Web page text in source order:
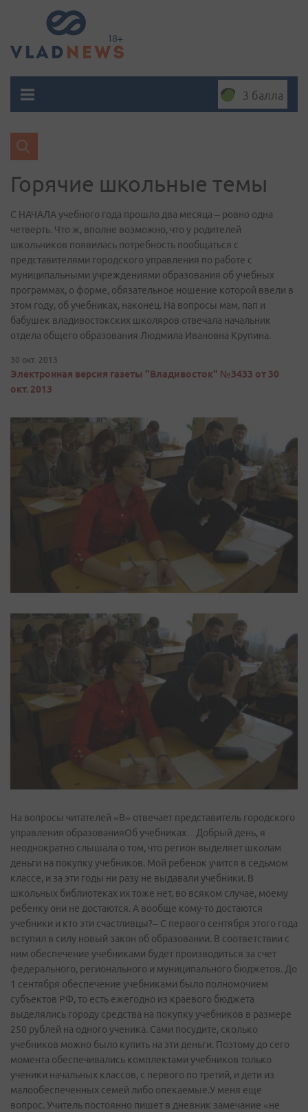
3 балла
Горячие школьные темы
С НАЧАЛА учебного года прошло два месяца – ровно одна
четверть. Что ж, вполне возможно, что у родителей
школьников появилась потребность пообщаться с
представителями городского управления по работе с
муниципальными учреждениями образования об учебных
программах, о форме, обязательное ношение которой ввели в
этом году, об учебниках, наконец. На вопросы мам, пап и
бабушек владивостокских школяров отвечала начальник
отдела общего образования Людмила Ивановна Крупина.
30 окт. 2013
Электронная версия газеты "Владивосток" №3433 от 30
окт. 2013
На вопросы читателей «В» отвечает представитель городского
управления образованияОб учебниках…Добрый день, я
неоднократно слышала о том, что регион выделяет школам
деньги на покупку учебников. Мой ребенок учится в седьмом
классе, и за эти годы ни разу не выдавали учебники. В
школьных библиотеках их тоже нет, во всяком случае, моему
ребенку они не достаются. А вообще кому-то достаются
учебники и кто эти счастливцы?– С первого сентября этого года
вступил в силу новый закон об образовании. В соответствии с
ним обеспечение учебниками будет производиться за счет
федерального, регионального и муниципального бюджетов. До
1 сентября обеспечение учебниками было полномочием
субъектов РФ, то есть ежегодно из краевого бюджета
выделялись городу средства на покупку учебников в размере
250 рублей на одного ученика. Сами посудите, сколько
учебников можно было купить на эти деньги. Поэтому до сего
момента обеспечивались комплектами учебников только
ученики начальных классов, с первого по третий, и дети из
малообеспеченных семей либо опекаемые.У меня еще
вопрос. Учитель постоянно пишет в дневник замечание «не